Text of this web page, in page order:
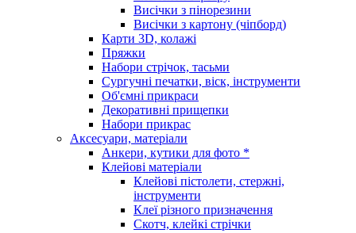
Висічки з пінорезини
Висічки з картону (чіпборд)
Карти 3D, колажі
Пряжки
Набори стрічок, тасьми
Сургучні печатки, віск, інструменти
Об'ємні прикраси
Декоративні прищепки
Набори прикрас
Аксесуари, матеріали
Анкери, кутики для фото *
Клейові матеріали
Клейові пістолети, стержні,
інструменти
Клеї різного призначення
Скотч, клейкі стрічки